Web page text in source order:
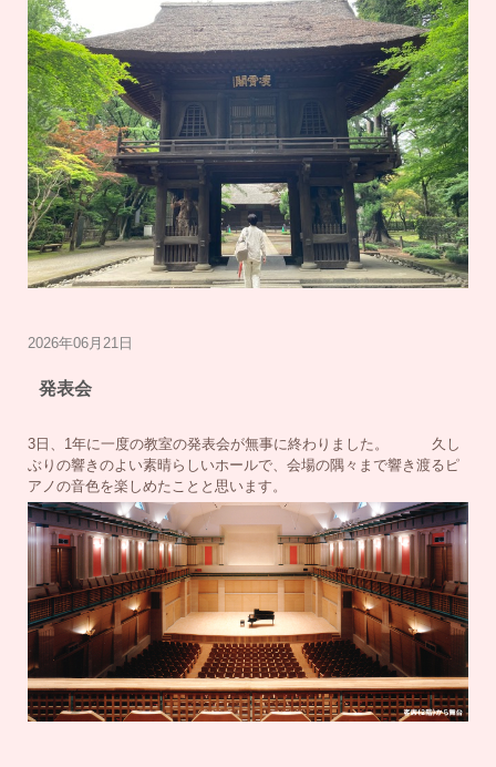
2026年06月21日
発表会
3日、1年に一度の教室の発表会が無事に終わりました。 久し
ぶりの響きのよい素晴らしいホールで、会場の隅々まで響き渡るピ
アノの音色を楽しめたことと思います。